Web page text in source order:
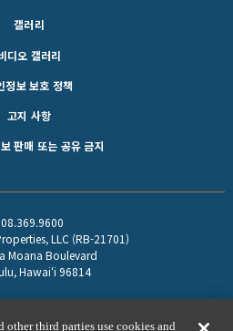
갤러리
디오 갤러리
정보 보호 정책
고지 사항
판매 또는 공유 금지
LLC (RB-21701)
Moana Boulevard
Hawaiʻi 96814
Opportunity
other third parties use cookies and